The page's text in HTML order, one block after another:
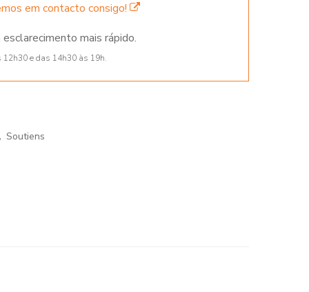
em contacto consigo!
mais rápido.
e das 14h30 às 19h.
Soutiens